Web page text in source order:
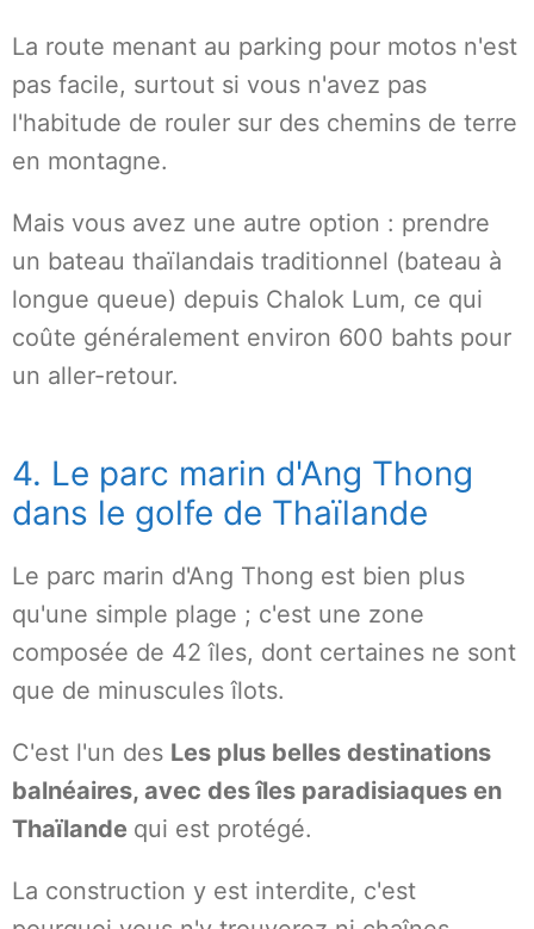
La route menant au parking pour motos n'est
pas facile, surtout si vous n'avez pas
l'habitude de rouler sur des chemins de terre
en montagne.
Mais vous avez une autre option : prendre
un bateau thaïlandais traditionnel (bateau à
longue queue) depuis Chalok Lum, ce qui
coûte généralement environ 600 bahts pour
un aller-retour.
4. Le parc marin d'Ang Thong
dans le golfe de Thaïlande
Le parc marin d'Ang Thong est bien plus
qu'une simple plage ; c'est une zone
composée de 42 îles, dont certaines ne sont
que de minuscules îlots.
C'est l'un des Les plus belles destinations
balnéaires, avec des îles paradisiaques en
Thaïlande qui est protégé.
La construction y est interdite, c'est